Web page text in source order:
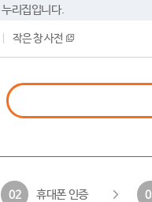
리집입니다.
작은 창 사전
02 휴대폰 인증